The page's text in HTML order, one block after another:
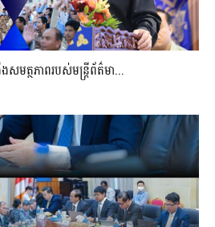
សមត្ថភាពរបស់មន្ត្រីព័ត៌មា...